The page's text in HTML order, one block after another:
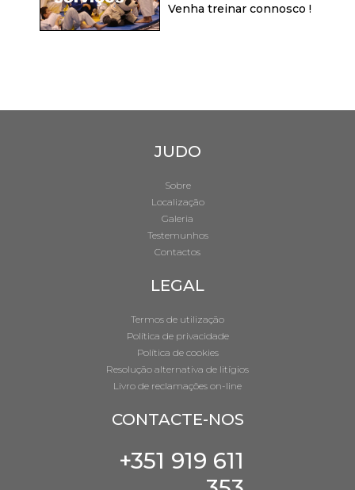
Venha treinar connosco !
JUDO
Sobre
Localização
Galeria
Testemunhos
Contactos
LEGAL
Termos de utilização
Política de privacidade
Política de cookies
Resolução alternativa de litígios
Livro de reclamações on-line
CONTACTE-NOS
+351 919 611